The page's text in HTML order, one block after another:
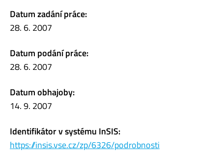
Datum zadání práce:
28. 6. 2007
Datum podání práce:
28. 6. 2007
Datum obhajoby:
14. 9. 2007
Identifikátor v systému InSIS:
https://insis.vse.cz/zp/6326/podrobnosti